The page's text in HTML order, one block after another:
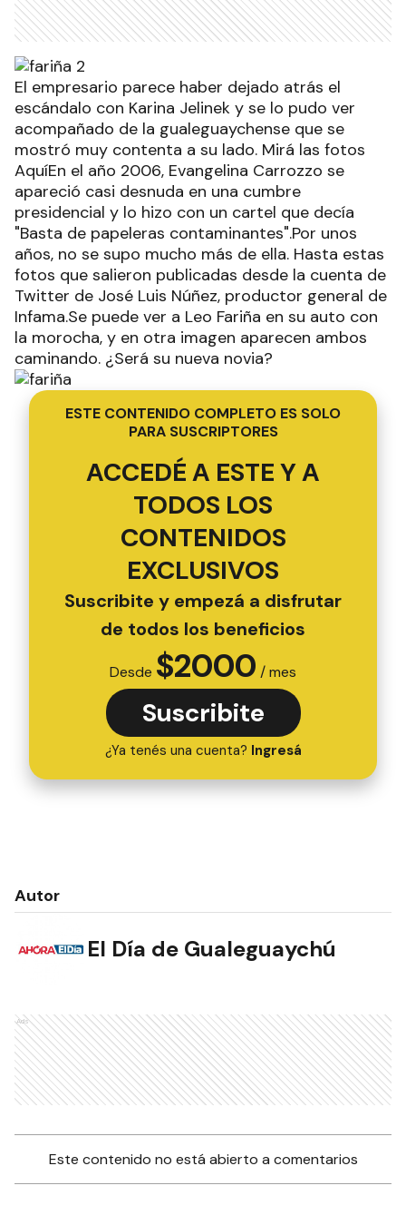
El empresario parece haber dejado atrás el
escándalo con Karina Jelinek y se lo pudo ver
acompañado de la gualeguaychense que se
mostró muy contenta a su lado. Mirá las fotos
AquíEn el año 2006, Evangelina Carrozzo se
apareció casi desnuda en una cumbre
presidencial y lo hizo con un cartel que decía
"Basta de papeleras contaminantes".Por unos
años, no se supo mucho más de ella. Hasta estas
fotos que salieron publicadas desde la cuenta de
Twitter de José Luis Núñez, productor general de
Infama.Se puede ver a Leo Fariña en su auto con
la morocha, y en otra imagen aparecen ambos
caminando. ¿Será su nueva novia?
ESTE CONTENIDO COMPLETO ES SOLO
PARA SUSCRIPTORES
ACCEDÉ A ESTE Y A
TODOS LOS
CONTENIDOS
EXCLUSIVOS
Suscribite y empezá a disfrutar
de todos los beneficios
Desde $2000 / mes
Suscribite
¿Ya tenés una cuenta? Ingresá
Autor
El Día de Gualeguaychú
Ads
Este contenido no está abierto a comentarios